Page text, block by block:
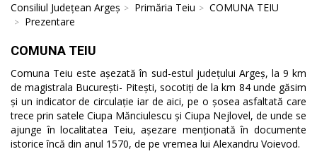
Consiliul Județean Argeș Primăria Teiu
COMUNA TEIU
Prezentare
COMUNA TEIU
Comuna Teiu este așezată în sud-estul județului Argeș, la 9 km
de magistrala București- Pitești, socotiți de la km 84 unde găsim
și un indicator de circulație iar de aici, pe o șosea asfaltată care
trece prin satele Ciupa Mănciulescu și Ciupa Nejlovel, de unde se
ajunge în localitatea Teiu, așezare menționată în documente
istorice încă din anul 1570, de pe vremea lui Alexandru Voievod.